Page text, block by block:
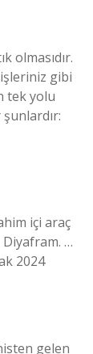
olmasıdır.
gibi
tek yolu
içi araç
Diyafram. …
2024
gelen